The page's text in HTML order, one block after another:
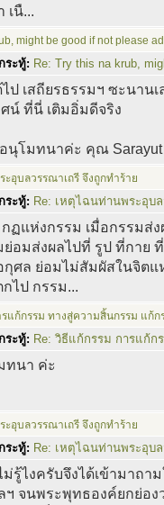
เนื...
might be good if not please
ระทู้: Re: Try this na krub,
ป เสถียรธรรมฯ ซะนานเ
ศน์ ที่นี่ เติมอิ่มดีจริง
นุโมทนาค่ะ คุณ Sarayut
ะอุบลวรรณาเถรี จึงถูกทำร้าย
ระทู้: Re: เหตุไฉนท่านพระอุบ
ฏแห่งกรรม เมื่อกรรมส่
ย่อมส่งผลไปที่ รูป ที่กาย
กุศล ย่อมไม่สัมผัสในจิต
กไป กรรม...
แก้กรรม ทางสู่ความสิ้นกรรม แก้ก
ระทู้: Re: วิธีแก้กรรม การแก้
ทนา ค่ะ
ะอุบลวรรณาเถรี จึงถูกทำร้าย
ระทู้: Re: เหตุไฉนท่านพระอุบ
ม่รู้ไงครับจึงได้เข้ามาถ
ฯ จนพระพุทธองค์ยกย่อง